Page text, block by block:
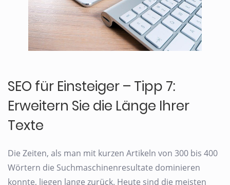
SEO für Einsteiger – Tipp 7:
Erweitern Sie die Länge Ihrer
Texte
Die Zeiten, als man mit kurzen Artikeln von 300 bis 400
Wörtern die Suchmaschinenresultate dominieren
konnte, liegen lange zurück. Heute sind die meisten